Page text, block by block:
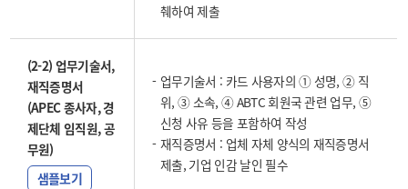
췌하여 제출
(2-2) 업무기술서,
재직증명서
(APEC 종사자, 경
제단체 임직원, 공
무원)
샘플보기
업무기술서 : 카드 사용자의 ① 성명, ② 직
위, ③ 소속, ④ ABTC 회원국 관련 업무, ⑤
신청 사유 등을 포함하여 작성
재직증명서 : 업체 자체 양식의 재직증명서
제출, 기업 인감 날인 필수